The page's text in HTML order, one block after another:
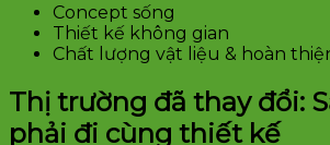
Concept sống
Thiết kế không gian
Chất lượng vật liệu & hoàn
Thị trường đã thay đổi:
phải đi cùng thiết kế